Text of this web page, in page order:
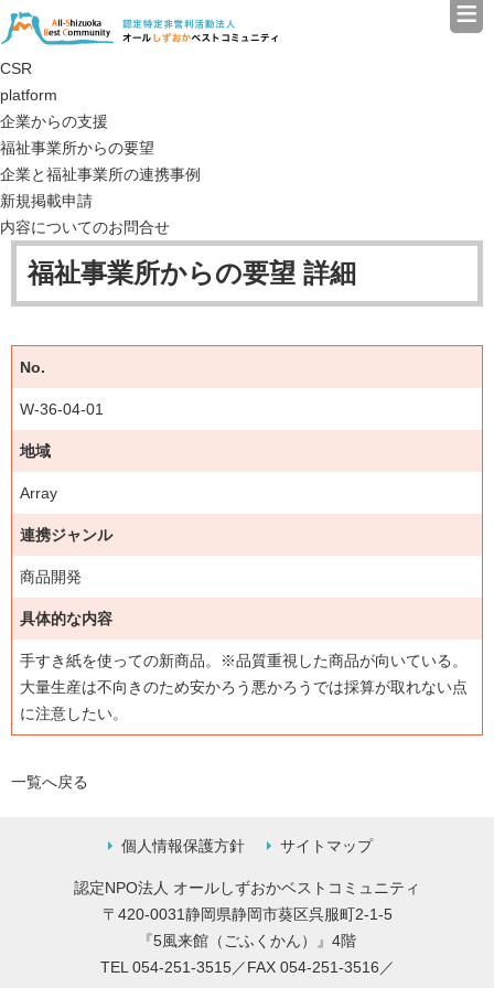
認定特定非営利活動法人（
≡
CSR
platform
企業からの支援
福祉事業所からの要望
企業と福祉事業所の連携事例
新規掲載申請
内容についてのお問合せ
福祉事業所からの要望 詳細
No.
W-36-04-01
地域
Array
連携ジャンル
商品開発
具体的な内容
手すき紙を使っての新商品。※品質重視した商品が向いている。
大量生産は不向きのため安かろう悪かろうでは採算が取れない点
に注意したい。
一覧へ戻る
個人情報保護方針 サイトマップ
認定NPO法人 オールしずおかベストコミュニティ
〒420-0031静岡県静岡市葵区呉服町2-1-5
『5風来館（ごふくかん）』4階
TEL 054-251-3515／FAX 054-251-3516／